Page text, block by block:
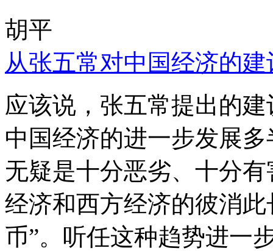
胡平
从张五常对中国经济的
应该说，张五常提出的
中国经济的进一步发展
无疑是十分恶劣、十分
经济和西方经济的彼消
币”。听任这种趋势进一